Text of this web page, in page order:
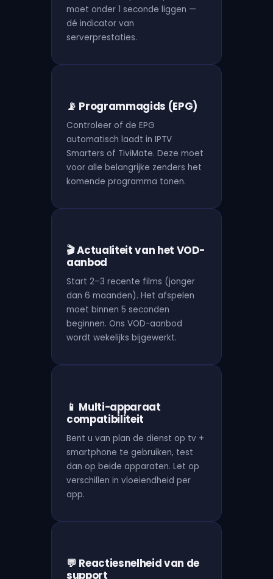
moet onder 1 seconde liggen —
dé indicator van
serverprestaties.
📡 Programmagids (EPG)
Controleer of de EPG
automatisch laadt in IPTV
Smarters of TiviMate. Deze moet
voor alle belangrijke zenders het
komende programma tonen.
🎬 Actualiteit van het VOD-
aanbod
Start 2–3 recente films (jonger
dan 6 maanden). Het afspelen
moet binnen 5 seconden
beginnen. Ons VOD-aanbod
wordt wekelijks bijgewerkt.
📱 Multi-apparaat
compatibiliteit
Bent u van plan de dienst op tv +
smartphone te gebruiken, test
dan op beide apparaten. Let op
verschillen in vloeiendheid per
app.
💬 Reactiesnelheid van de
support